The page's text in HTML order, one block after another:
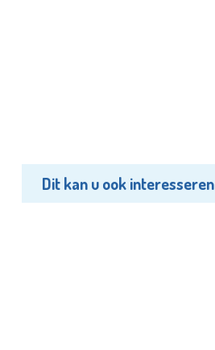
Dit kan u ook interesseren